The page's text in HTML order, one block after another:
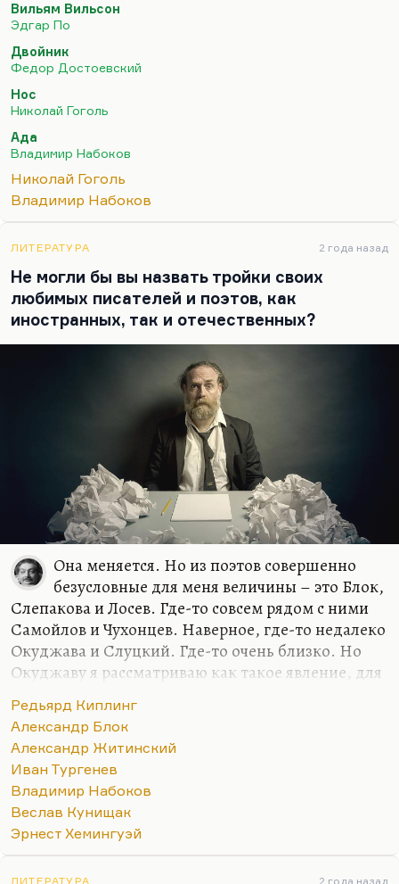
инквизитор более важная идея, более интересная
история. В чем важность идеи? Я не говорю о том,
что он прекрасно написан. Прекрасно описан
дебют безумия и раздвоение Голядкина. Я
думаю, важность этой идеи даже не в том, что
наглые, успешные люди, что, условно говоря,
всегда есть наш успешный двойник. Условно
говоря, наши неудачи – это чьи-то…
Вильям Вильсон
Эдгар По
Двойник
Федор Достоевский
Нос
Николай Гоголь
Ада
Владимир Набоков
Николай Гоголь
Владимир Набоков
ЛИТЕРАТУРА 2 года назад
Не могли бы вы назвать тройки своих
любимых писателей и поэтов, как
иностранных, так и отечественных?
Она меняется. Но из поэтов совершенно
безусловные для меня величины – это Блок,
Слепакова и Лосев. Где-то совсем рядом с ними
Самойлов и Чухонцев. Наверное, где-то недалеко
Окуджава и Слуцкий. Где-то очень близко. Но
Окуджаву я рассматриваю как такое явление, для
конгломерат нерасчленимый. Видите, семерку
только могу назвать. Но в самом первом ряду
люди, который я люблю кровной,
нерасторжимой любовью. Блок, Слепакова и
Лосев. Наверное, вот так.
Мне при первом знакомстве Кенжеев сказал:
и Мандельштам». Насчет Блока – да, говорю,
Редьярд Киплинг
Александр Блок
Александр Житинский
Иван Тургенев
Владимир Набоков
Веслав Кунищак
Эрнест Хемингуэй
ЛИТЕРАТУРА 2 года назад